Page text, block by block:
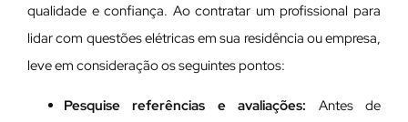
qualidade e confiança. Ao contratar um profissional para
lidar com questões elétricas em sua residência ou empresa,
leve em consideração os seguintes pontos:
Pesquise referências e avaliações: Antes de